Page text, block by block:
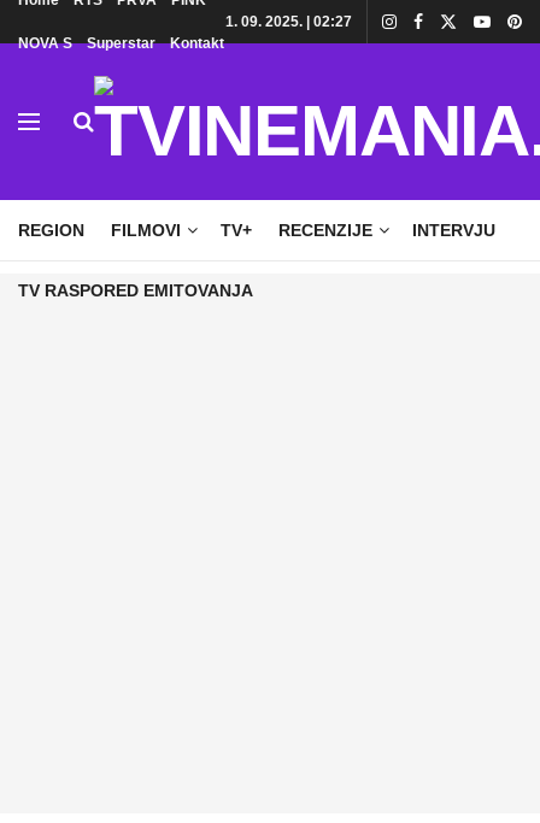
NOVA S Superstar Kontakt
1. 09. 2025. | 02:27
REGION FILMOVI TV+ RECENZIJE INTERVJU
TV RASPORED EMITOVANJA